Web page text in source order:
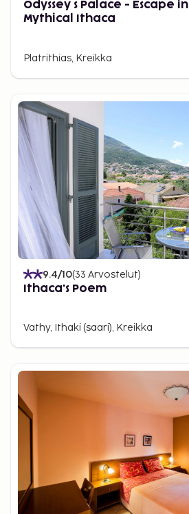
Odyssey s Palace - Escape in
Mythical Ithaca
Platrithias, Kreikka
9.4/10(33 Arvostelut)
Ithaca's Poem
Vathy, Ithaki (saari), Kreikka